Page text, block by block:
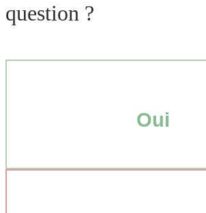
question ?
Oui